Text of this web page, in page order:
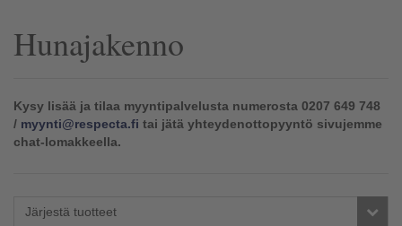
Hunajakenno
Kysy lisää ja tilaa myyntipalvelusta numerosta 0207 649 748
/ myynti@respecta.fi tai jätä yhteydenottopyyntö sivujemme
chat-lomakkeella.
Järjestä tuotteet